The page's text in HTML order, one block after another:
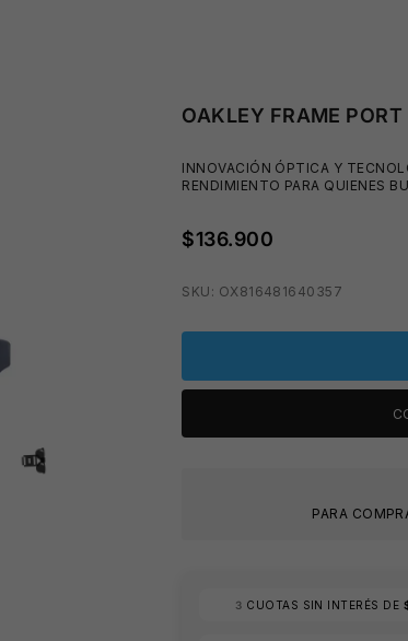
OAKLEY FRAME
INNOVACIÓN ÓPTICA Y
RENDIMIENTO PARA QUIENES
$136.900
SKU: OX816481640357
PARA
3 CUOTAS SIN INTERÉS DE